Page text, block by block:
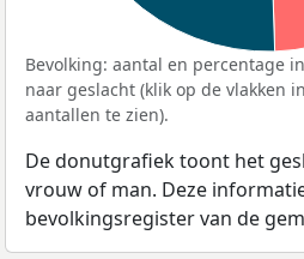
Bevolking: aantal en percentage
naar geslacht (klik op de vlakken
aantallen te zien).
De donutgrafiek toont het
vrouw of man. Deze
bevolkingsregister van de